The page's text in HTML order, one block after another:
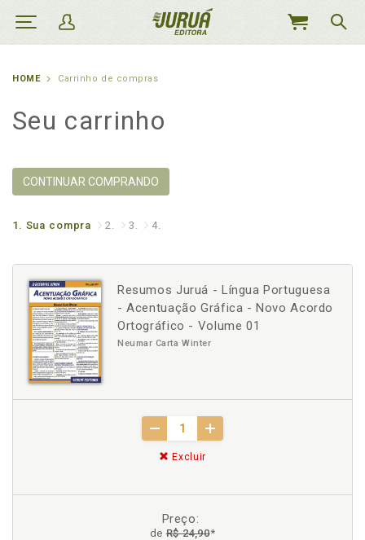
MEU
HOME Carrinho de compras
Seu carrinho
CONTINUAR COMPRANDO
1. Sua compra 2. 3. 4.
Resumos Juruá - Língua Portuguesa
- Acentuação Gráfica - Novo Acordo
Ortográfico - Volume 01
Neumar Carta Winter
Excluir
Preço:
deR$ 24,90*